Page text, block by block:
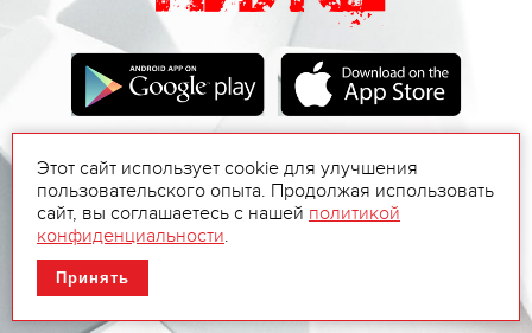
Этот сайт использует cookie для улучшения
пользовательского опыта. Продолжая использовать
сайт, вы соглашаетесь с нашей политикой
конфиденциальности.
Принять